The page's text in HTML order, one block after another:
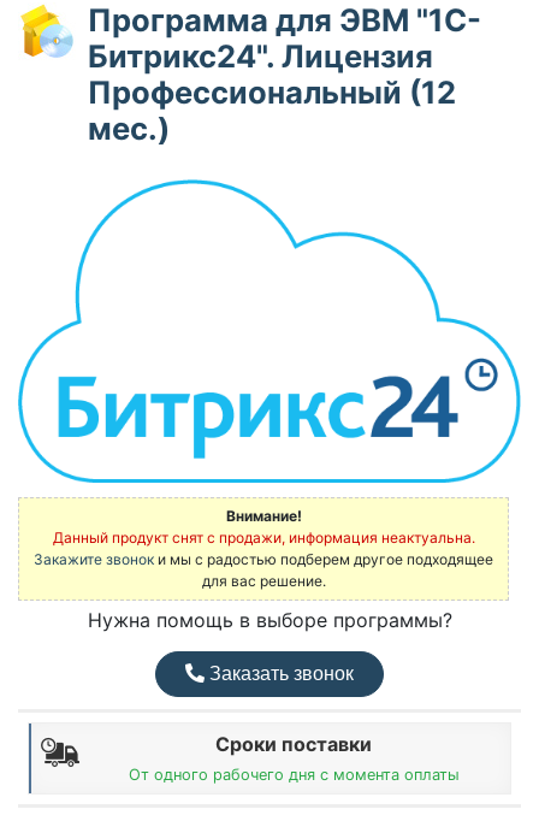
Программа для ЭВМ "1С-
Битрикс24". Лицензия
Профессиональный (12
мес.)
Внимание!
Данный продукт снят с продажи, информация неактуальна.
Закажите звонок и мы с радостью подберем другое подходящее
для вас решение.
Нужна помощь в выборе программы?
Заказать звонок
Сроки поставки
От одного рабочего дня с момента оплаты